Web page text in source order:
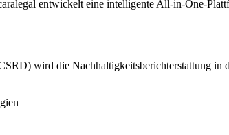
entwickelt eine intelligente All-in-One-
wird die Nachhaltigkeitsberichterstattung in